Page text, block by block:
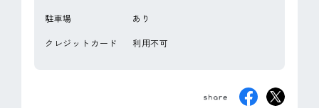
駐車場 あり
クレジットカード 利用不可